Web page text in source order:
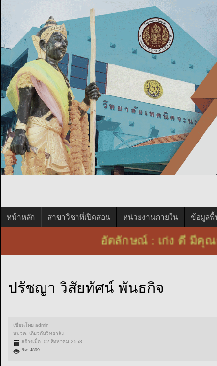
หน้าหลัก สาขาวิชาที่เปิดสอน หน่วยงานภายใน ข้อมูลพื้
อัตลักษณ์ : เก่ง ดี มี
ปรัชญา วิสัยทัศน์ พันธกิจ
เขียนโดยadmin
หมวด: เกี่ยวกับวิทยาลัย
สร้างเมื่อ: 02 สิงหาคม 2558
ฮิต: 4899